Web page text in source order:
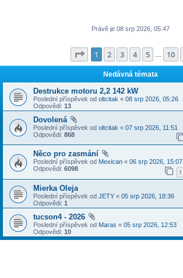
Právě je 08 srp 2026, 05:47
Stránka z 10
1 2 3 4 5 10
Nedávná témata
Destrukce motoru 2,2 142 kW
Poslední příspěvek od oltcitak « 08 srp 2026, 05:26
Odpovědi: 13
Dovolená
Poslední příspěvek od oltcitak « 07 srp 2026, 11:51
Odpovědi: 868
Něco pro zasmání
Poslední příspěvek od Mexican « 06 srp 2026, 15:07
Odpovědi: 6098 1
Mierka Oleja
Poslední příspěvek od JETY « 05 srp 2026, 18:36
Odpovědi: 1
tucson4 - 2026
Poslední příspěvek od Maras « 05 srp 2026, 12:53
Odpovědi: 10